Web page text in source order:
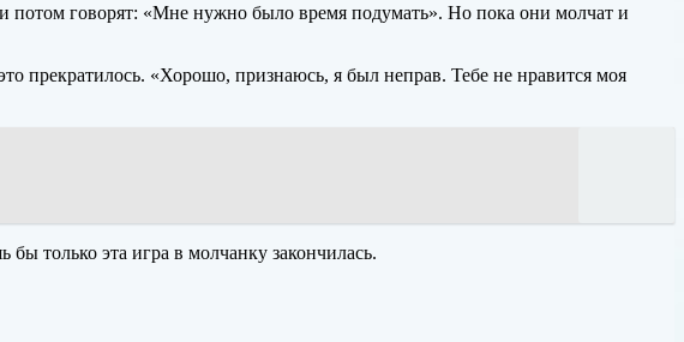
потом говорят: «Мне нужно было время подумать». Но пока они молчат и
прекратилось. «Хорошо, признаюсь, я был неправ. Тебе не нравится моя
только эта игра в молчанку закончилась.